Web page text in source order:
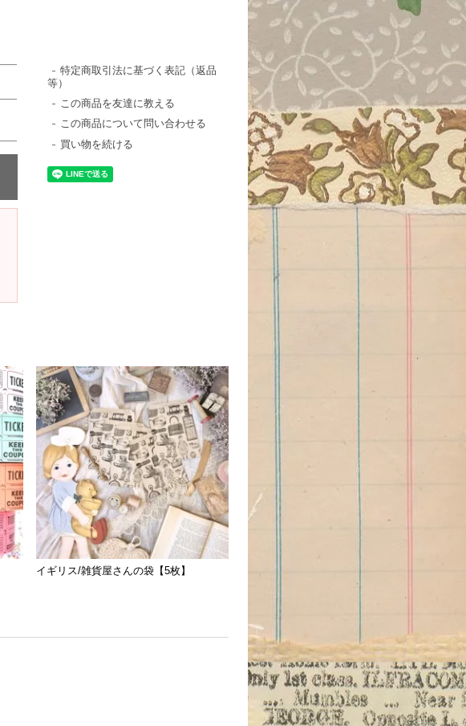
特定商取引法に基づく表記（返品
等）
この商品を友達に教える
この商品について問い合わせる
買い物を続ける
イギリス/雑貨屋さんの袋【5枚】